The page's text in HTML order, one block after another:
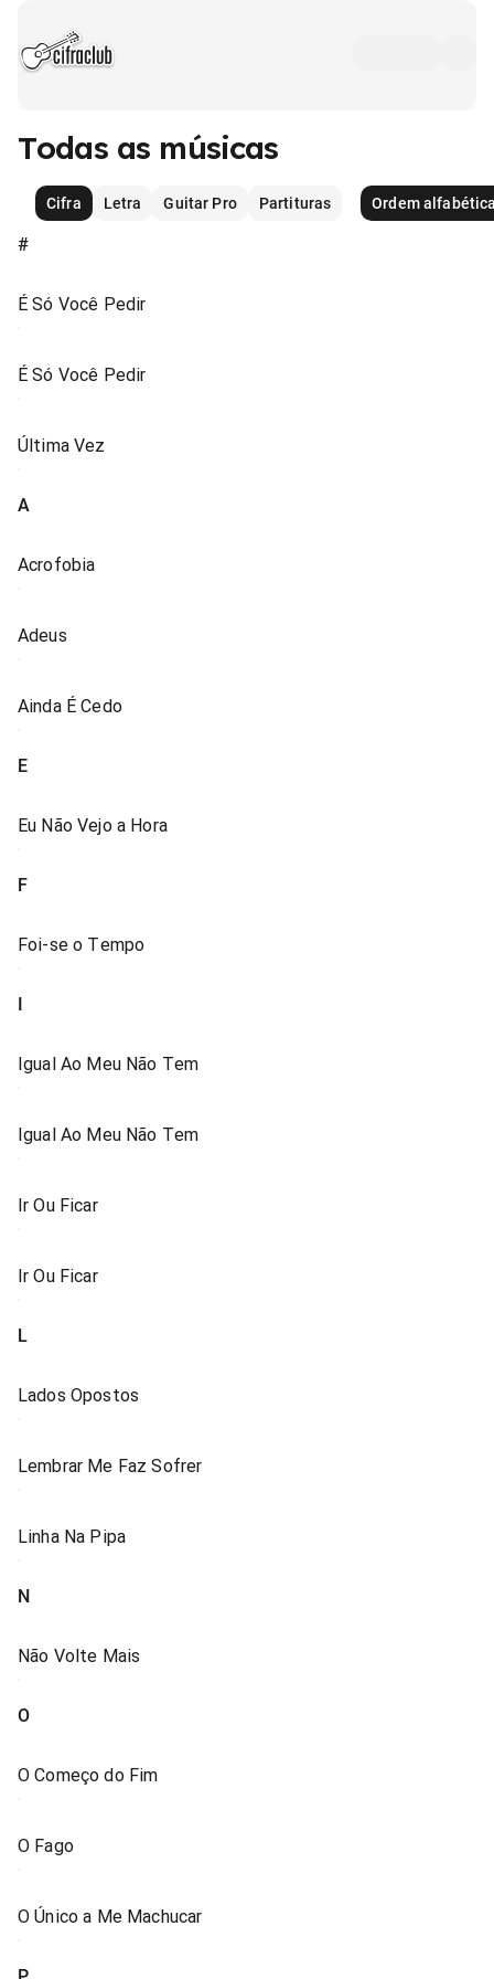
Todas as músicas
Cifra Letra Guitar Pro Partituras Ordem
#
É Só Você Pedir
É Só Você Pedir
Última Vez
A
Acrofobia
Adeus
Ainda É Cedo
E
Eu Não Vejo a Hora
F
Foi-se o Tempo
I
Igual Ao Meu Não Tem
Igual Ao Meu Não Tem
Ir Ou Ficar
Ir Ou Ficar
L
Lados Opostos
Lembrar Me Faz Sofrer
Linha Na Pipa
N
Não Volte Mais
O
O Começo do Fim
O Fago
O Único a Me Machucar